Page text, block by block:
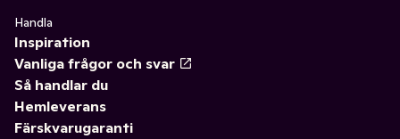
Handla
Inspiration
Vanliga frågor och svar
Så handlar du
Hemleverans
Färskvarugaranti